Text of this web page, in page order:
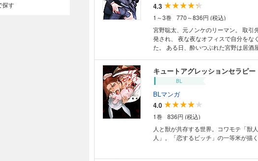
4.3
1～3巻
770～836円 (税込)
宮野聡太、元ノンケのリーマン。 取引
発され、 夜な夜なオフィスで自分をな
た。 ある日、酔いつぶれた宮野は居酒
キュートアグレッションセラピー
BL
BLマンガ
4.0
1巻
836円 (税込)
人と獣が共存する世界。コワモテ「獣
人」。「恋するビッチ」の一等米が描
探す